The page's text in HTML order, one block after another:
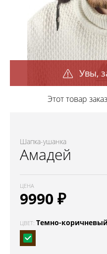
Увы,
Этот товар
Шапка-ушанка
Амадей
ЦЕНА
9990 ₽
ЦВЕТ: Темно-коричневый